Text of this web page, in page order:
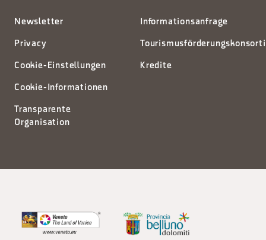
Newsletter
Privacy
Cookie-Einstellungen
Cookie-Informationen
Transparente
Organisation
Informationsanfrage
Kredite